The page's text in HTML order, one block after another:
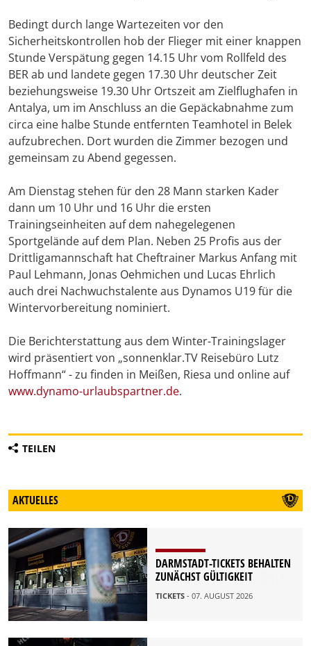
Bedingt durch lange Wartezeiten vor den
Sicherheitskontrollen hob der Flieger mit einer knappen
Stunde Verspätung gegen 14.15 Uhr vom Rollfeld des
BER ab und landete gegen 17.30 Uhr deutscher Zeit
beziehungsweise 19.30 Uhr Ortszeit am Zielflughafen in
Antalya, um im Anschluss an die Gepäckabnahme zum
circa eine halbe Stunde entfernten Teamhotel in Belek
aufzubrechen. Dort wurden die Zimmer bezogen und
gemeinsam zu Abend gegessen.
Am Dienstag stehen für den 28 Mann starken Kader
dann um 10 Uhr und 16 Uhr die ersten
Trainingseinheiten auf dem nahegelegenen
Sportgelände auf dem Plan. Neben 25 Profis aus der
Drittligamannschaft hat Cheftrainer Markus Anfang mit
Paul Lehmann, Jonas Oehmichen und Lucas Ehrlich
auch drei Nachwuchstalente aus Dynamos U19 für die
Wintervorbereitung nominiert.
Die Berichterstattung aus dem Winter-Trainingslager
wird präsentiert von „sonnenklar.TV Reisebüro Lutz
Hoffmann“ - zu finden in Meißen, Riesa und online auf
www.dynamo-urlaubspartner.de.
TEILEN
AKTUELLES
DARMSTADT-TICKETS BEHALTEN
ZUNÄCHST GÜLTIGKEIT
TICKETS - 07. AUGUST 2026